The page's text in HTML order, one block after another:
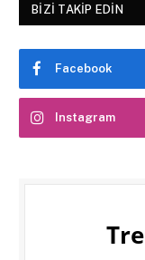
BIZI TAKIP EDIN
Facebook
Instagram